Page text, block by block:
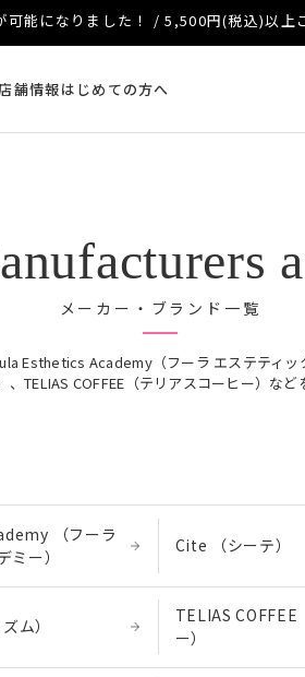
可能になりました！ / 5,500円(税込)以上
店舗情報はじめての方へ
メーカー・ブランド一覧
Esthetics Academy（フーラ エステティ
TELIAS COFFEE（テリアスコーヒー）など
（フーラ
ミー）
Cite （シーテ）
ム）
TELIAS COFFEE
ー）